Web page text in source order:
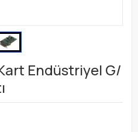
Endüstriyel G/